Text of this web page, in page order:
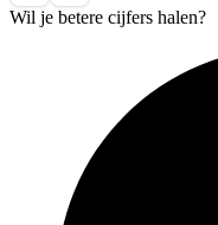
Wil je betere cijfers halen?